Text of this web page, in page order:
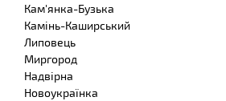
Кам'янка-Бузька
Камінь-Каширський
Липовець
Миргород
Надвірна
Новоукраїнка